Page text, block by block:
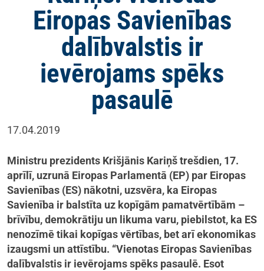
Eiropas Savienības
dalībvalstis ir
ievērojams spēks
pasaulē
17.04.2019
Ministru prezidents Krišjānis Kariņš trešdien, 17.
aprīlī, uzrunā Eiropas Parlamentā (EP) par Eiropas
Savienības (ES) nākotni, uzsvēra, ka Eiropas
Savienība ir balstīta uz kopīgām pamatvērtībām –
brīvību, demokrātiju un likuma varu, piebilstot, ka ES
nenozīmē tikai kopīgas vērtības, bet arī ekonomikas
izaugsmi un attīstību. “Vienotas Eiropas Savienības
dalībvalstis ir ievērojams spēks pasaulē. Esot